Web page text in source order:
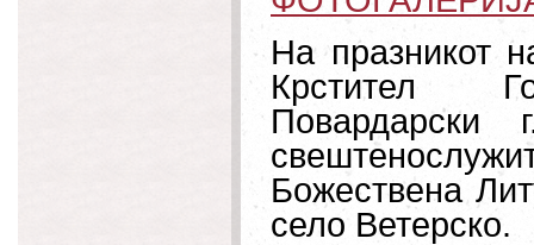
На празникот
Крстител
Повардарски
Божествена
село Ветерско.